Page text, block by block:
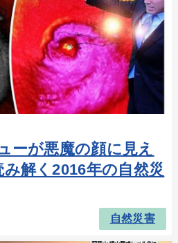
ーが悪魔の顔に見え
解く2016年の自然災
自然災害